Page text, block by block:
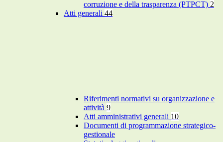
corruzione e della trasparenza (PTPCT) 2
Atti generali 44
Riferimenti normativi su organizzazione e
attività 9
Atti amministrativi generali 10
Documenti di programmazione strategico-
gestionale